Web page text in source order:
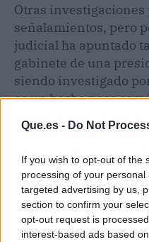
Que.es - Do Not
If you wish to opt-out of the
processing of your
targeted advertising by us,
section to confirm your
opt-out request is
interest-based ads based
Otras
señalamientos, pero
judicial ha apuntado
gabinete de una
siendo investigado
es un hecho poco
cuando intenta
precedente sobre los
comunicación